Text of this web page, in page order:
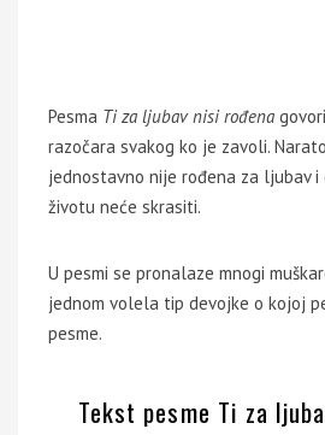
Pesma Ti za ljubav nisi rođena
razočara svakog ko je zavoli.
jednostavno nije rođena za ljubav i
životu neće skrasiti.
U pesmi se pronalaze mnogi
jednom volela tip devojke o kojoj
pesme.
Tekst pesme Ti za